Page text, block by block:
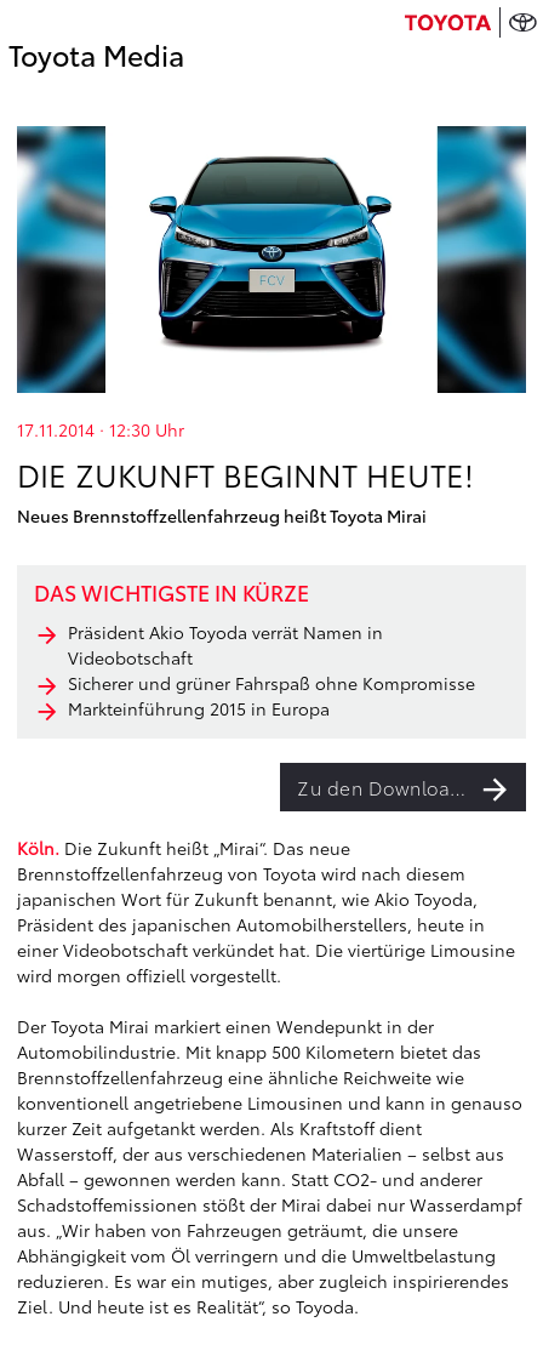
Toyota Media
17.11.2014 · 12:30 Uhr
DIE ZUKUNFT BEGINNT HEUTE!
Neues Brennstoffzellenfahrzeug heißt Toyota Mirai
DAS WICHTIGSTE IN KÜRZE
Präsident Akio Toyoda verrät Namen in
Videobotschaft
Sicherer und grüner Fahrspaß ohne Kompromisse
Markteinführung 2015 in Europa
Zu den Downloads
Köln. Die Zukunft heißt „Mirai“. Das neue
Brennstoffzellenfahrzeug von Toyota wird nach diesem
japanischen Wort für Zukunft benannt, wie Akio Toyoda,
Präsident des japanischen Automobilherstellers, heute in
einer Videobotschaft verkündet hat. Die viertürige Limousine
wird morgen offiziell vorgestellt.
Der Toyota Mirai markiert einen Wendepunkt in der
Automobilindustrie. Mit knapp 500 Kilometern bietet das
Brennstoffzellenfahrzeug eine ähnliche Reichweite wie
konventionell angetriebene Limousinen und kann in genauso
kurzer Zeit aufgetankt werden. Als Kraftstoff dient
Wasserstoff, der aus verschiedenen Materialien – selbst aus
Abfall – gewonnen werden kann. Statt CO2- und anderer
Schadstoffemissionen stößt der Mirai dabei nur Wasserdampf
aus. „Wir haben von Fahrzeugen geträumt, die unsere
Abhängigkeit vom Öl verringern und die Umweltbelastung
reduzieren. Es war ein mutiges, aber zugleich inspirierendes
Ziel. Und heute ist es Realität“, so Toyoda.